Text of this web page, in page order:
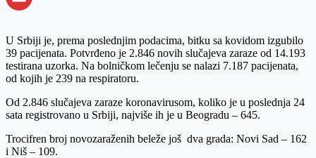
U Srbiji je, prema poslednjim podacima, bitku sa kovidom izgubilo
39 pacijenata. Potvrđeno je 2.846 novih slučajeva zaraze od 14.193
testirana uzorka. Na bolničkom lečenju se nalazi 7.187 pacijenata,
od kojih je 239 na respiratoru.
Od 2.846 slučajeva zaraze koronavirusom, koliko je u poslednja 24
sata registrovano u Srbiji, najviše ih je u Beogradu – 645.
Trocifren broj novozaraženih beleže još dva grada: Novi Sad – 162
i Niš – 109.